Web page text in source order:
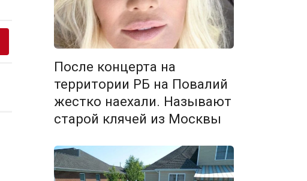
После концерта на
территории РБ на Повалий
жестко наехали. Называют
старой клячей из Москвы